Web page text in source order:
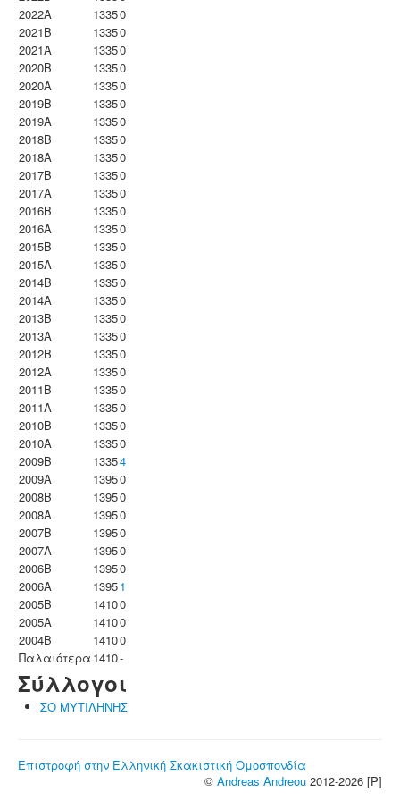
2022A
13350
2021B
13350
2021A
13350
2020B
13350
2020A
13350
2019B
13350
2019A
13350
2018B
13350
2018A
13350
2017B
13350
2017A
13350
2016B
13350
2016A
13350
2015B
13350
2015A
13350
2014B
13350
2014A
13350
2013B
13350
2013A
13350
2012B
13350
2012A
13350
2011B
13350
2011A
13350
2010B
13350
2010A
13350
2009B
13354
2009A
13950
2008B
13950
2008A
13950
2007B
13950
2007A
13950
2006B
13950
2006A
13951
2005B
14100
2005A
14100
2004B
14100
Παλαιότερα 1410-
Σύλλογοι
ΣΟ ΜΥΤΙΛΗΝΗΣ
Επιστροφή στην Ελληνική Σκακιστική Ομοσπονδία
© Andreas Andreou 2012-2026 [P]